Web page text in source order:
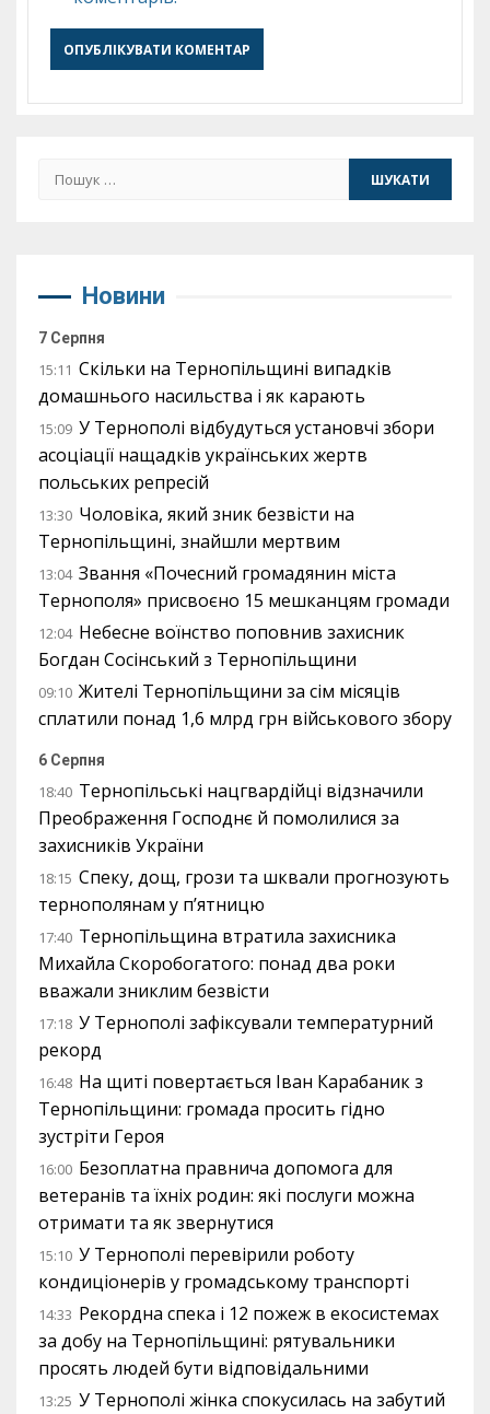
Пошук:
Новини
7 Серпня
15:11 Скільки на Тернопільщині випадків
домашнього насильства і як карають
15:09 У Тернополі відбудуться установчі збори
асоціації нащадків українських жертв
польських репресій
13:30 Чоловіка, який зник безвісти на
Тернопільщині, знайшли мертвим
13:04 Звання «Почесний громадянин міста
Тернополя» присвоєно 15 мешканцям громади
12:04 Небесне воїнство поповнив захисник
Богдан Сосінський з Тернопільщини
09:10 Жителі Тернопільщини за сім місяців
сплатили понад 1,6 млрд грн військового збору
6 Серпня
18:40 Тернопільські нацгвардійці відзначили
Преображення Господнє й помолилися за
захисників України
18:15 Спеку, дощ, грози та шквали прогнозують
тернополянам у п’ятницю
17:40 Тернопільщина втратила захисника
Михайла Скоробогатого: понад два роки
вважали зниклим безвісти
17:18 У Тернополі зафіксували температурний
рекорд
16:48 На щиті повертається Іван Карабаник з
Тернопільщини: громада просить гідно
зустріти Героя
16:00 Безоплатна правнича допомога для
ветеранів та їхніх родин: які послуги можна
отримати та як звернутися
15:10 У Тернополі перевірили роботу
кондиціонерів у громадському транспорті
14:33 Рекордна спека і 12 пожеж в екосистемах
за добу на Тернопільщині: рятувальники
просять людей бути відповідальними
13:25 У Тернополі жінка спокусилась на забутий